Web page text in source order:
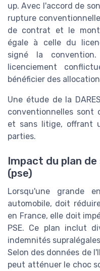
up. Avec l'accord de
rupture
de contrat et le
égale à celle du
signé la
licenciement
bénéficier des
Une étude de la
conventionnelles sont
et sans litige, offrant
parties.
Impact du plan
(pse)
Lorsqu'une grande
automobile, doit
en France, elle doit
PSE. Ce plan inclut
indemnités
Selon des données de
peut atténuer le choc